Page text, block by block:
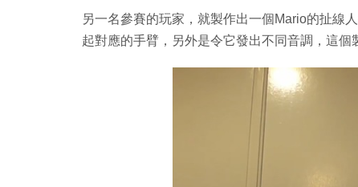
另一名參賽的玩家，就製作出一個Mario的扯線
起對應的手臂，另外是令它發出不同音調，這個